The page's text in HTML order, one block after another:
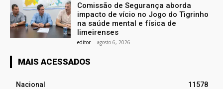
Comissão de Segurança aborda
impacto de vício no Jogo do Tigrinho
na saúde mental e física de
limeirenses
editor - agosto 6, 2026
MAIS ACESSADOS
Nacional
11578